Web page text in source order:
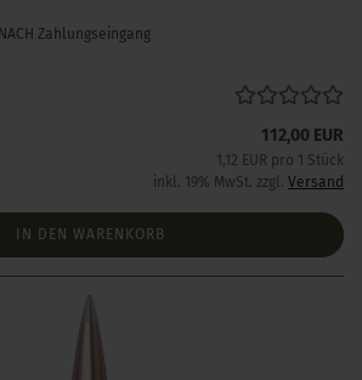
Zahlungseingang
112,00 EUR
1,12 EUR pro 1 Stück
inkl. 19% MwSt. zzgl. Versand
IN DEN WARENKORB